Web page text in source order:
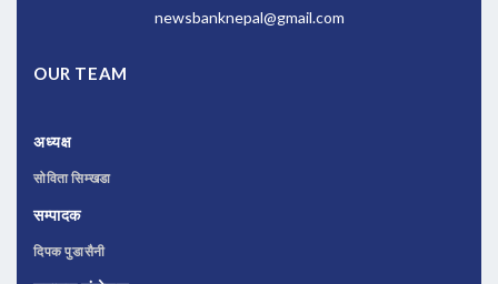
newsbanknepal@gmail.com
OUR TEAM
अध्यक्ष
सोविता सिम्खडा
सम्पादक
दिपक पुडासैनी